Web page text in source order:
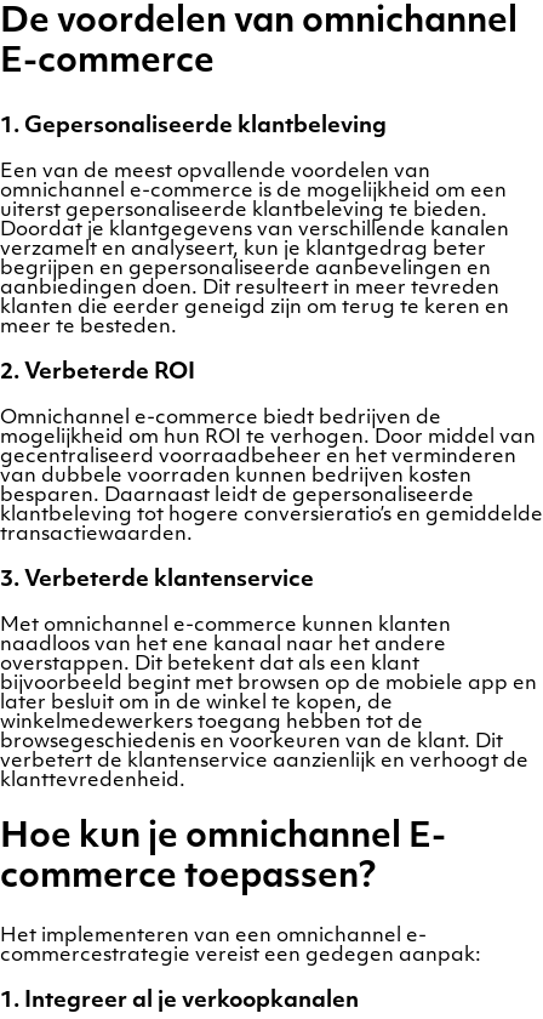
De voordelen van omnichannel
E-commerce
1. Gepersonaliseerde klantbeleving
Een van de meest opvallende voordelen van
omnichannel e-commerce is de mogelijkheid om een
uiterst gepersonaliseerde klantbeleving te bieden.
Doordat je klantgegevens van verschillende kanalen
verzamelt en analyseert, kun je klantgedrag beter
begrijpen en gepersonaliseerde aanbevelingen en
aanbiedingen doen. Dit resulteert in meer tevreden
klanten die eerder geneigd zijn om terug te keren en
meer te besteden.
2. Verbeterde ROI
Omnichannel e-commerce biedt bedrijven de
mogelijkheid om hun ROI te verhogen. Door middel van
gecentraliseerd voorraadbeheer en het verminderen
van dubbele voorraden kunnen bedrijven kosten
besparen. Daarnaast leidt de gepersonaliseerde
klantbeleving tot hogere conversieratio’s en gemiddelde
transactiewaarden.
3. Verbeterde klantenservice
Met omnichannel e-commerce kunnen klanten
naadloos van het ene kanaal naar het andere
overstappen. Dit betekent dat als een klant
bijvoorbeeld begint met browsen op de mobiele app en
later besluit om in de winkel te kopen, de
winkelmedewerkers toegang hebben tot de
browsegeschiedenis en voorkeuren van de klant. Dit
verbetert de klantenservice aanzienlijk en verhoogt de
klanttevredenheid.
Hoe kun je omnichannel E-
commerce toepassen?
Het implementeren van een omnichannel e-
commercestrategie vereist een gedegen aanpak:
1. Integreer al je verkoopkanalen